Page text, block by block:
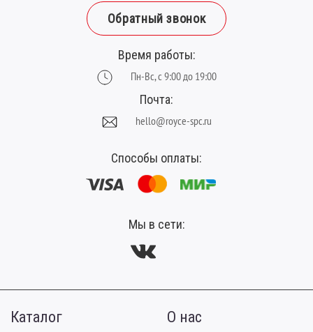
Обратный звонок
Время работы:
Пн-Вс, с 9:00 до 19:00
Почта:
hello@royce-spc.ru
Способы оплаты:
Мы в сети:
Каталог О нас